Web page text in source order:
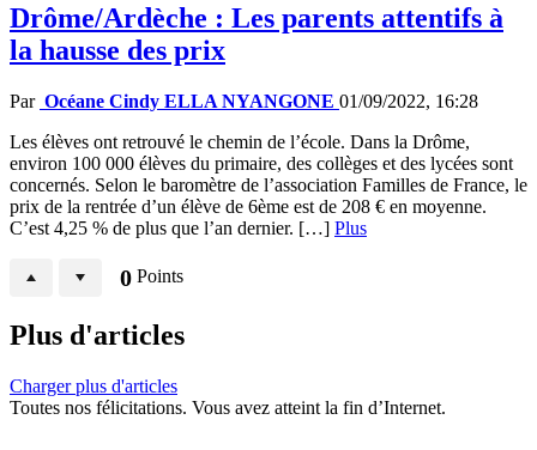
Drôme/Ardèche : Les parents attentifs à
la hausse des prix
Par Océane Cindy ELLA NYANGONE 01/09/2022, 16:28
Les élèves ont retrouvé le chemin de l’école. Dans la Drôme,
environ 100 000 élèves du primaire, des collèges et des lycées sont
concernés. Selon le baromètre de l’association Familles de France, le
prix de la rentrée d’un élève de 6ème est de 208 € en moyenne.
C’est 4,25 % de plus que l’an dernier. […] Plus
0 Points
Plus d'articles
Charger plus d'articles
Toutes nos félicitations. Vous avez atteint la fin d’Internet.